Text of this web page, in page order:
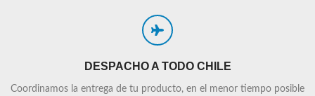
DESPACHO A TODO CHILE
Coordinamos la entrega de tu producto, en el menor tiempo posible